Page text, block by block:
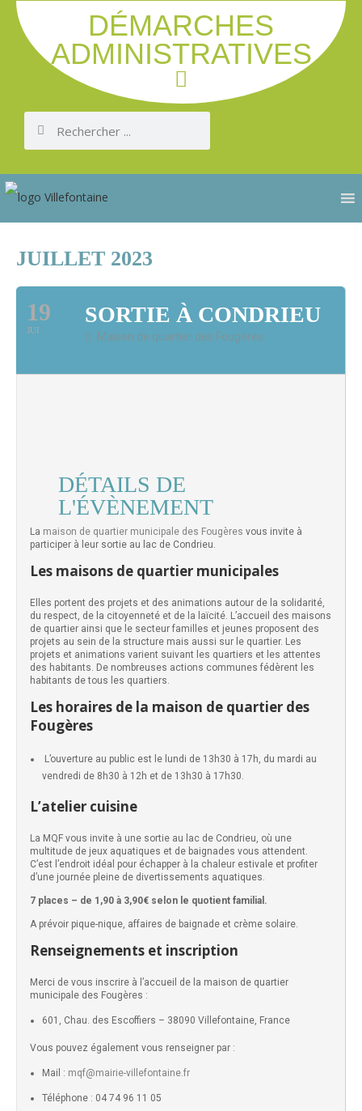
DÉMARCHES
ADMINISTRATIVES
JUILLET 2023
19
JUI
SORTIE À CONDRIEU
Maison de quartier des Fougères
DÉTAILS DE
L'ÉVÈNEMENT
La maison de quartier municipale des Fougères vous invite à
participer à leur sortie au lac de Condrieu.
Les maisons de quartier municipales
Elles portent des projets et des animations autour de la solidarité,
du respect, de la citoyenneté et de la laïcité. L’accueil des maisons
de quartier ainsi que le secteur familles et jeunes proposent des
projets au sein de la structure mais aussi sur le quartier. Les
projets et animations varient suivant les quartiers et les attentes
des habitants. De nombreuses actions communes fédèrent les
habitants de tous les quartiers.
Les horaires de la maison de quartier des
Fougères
L’ouverture au public est le lundi de 13h30 à 17h, du mardi au
vendredi de 8h30 à 12h et de 13h30 à 17h30.
L’atelier cuisine
La MQF vous invite à une sortie au lac de Condrieu, où une
multitude de jeux aquatiques et de baignades vous attendent.
C’est l’endroit idéal pour échapper à la chaleur estivale et profiter
d’une journée pleine de divertissements aquatiques.
7 places – de 1,90 à 3,90€ selon le quotient familial.
A prévoir pique-nique, affaires de baignade et crème solaire.
Renseignements et inscription
Merci de vous inscrire à l’accueil de la maison de quartier
municipale des Fougères :
601, Chau. des Escoffiers – 38090 Villefontaine, France
Vous pouvez également vous renseigner par :
Mail : mqf@mairie-villefontaine.fr
Téléphone : 04 74 96 11 05